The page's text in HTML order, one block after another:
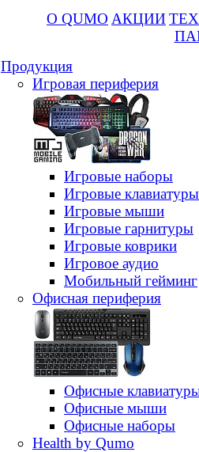
О QUMO АКЦИИ
Продукция
Игровая периферия
Игровые наборы
Игровые клавиатуры
Игровые мыши
Игровые гарнитуры
Игровые коврики
Игровое аудио
Мобильный гейминг
Офисная периферия
Офисные
Офисные мыши
Офисные наборы
Health by Qumo